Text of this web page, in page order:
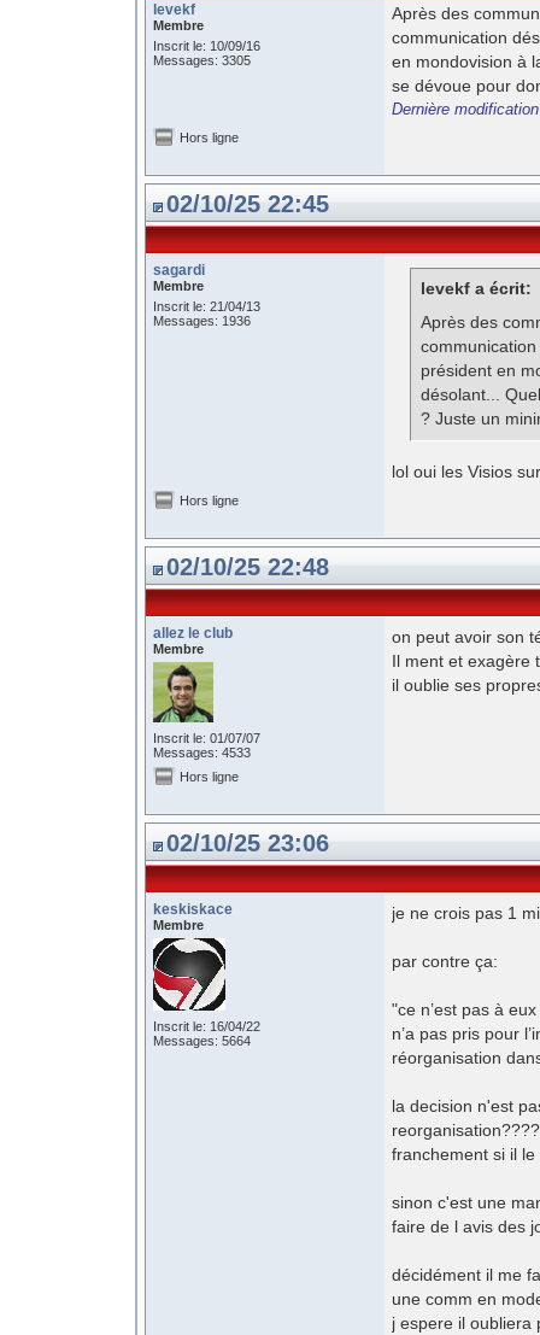
levekf
Membre
Inscrit le: 10/09/16
Messages: 3305
Après des
communication
en mondovision à
se dévoue pour
Dernière
Hors ligne
02/10/25 22:45
sagardi
Membre
Inscrit le: 21/04/13
Messages: 1936
levekf a écrit:
Après des
président en
désolant...
? Juste un
lol oui les Visios
Hors ligne
02/10/25 22:48
allez le club
Membre
Inscrit le: 01/07/07
Messages: 4533
on peut avoir son
Il ment et exagère
il oublie ses
Hors ligne
02/10/25 23:06
keskiskace
Membre
Inscrit le: 16/04/22
Messages: 5664
je ne crois pas 1
par contre ça:
"ce n’est pas à
n’a pas pris pour
réorganisation
la decision n'est
franchement si il
sinon c'est une
faire de l avis des
décidément il me
une comm en
j espere il oubliera